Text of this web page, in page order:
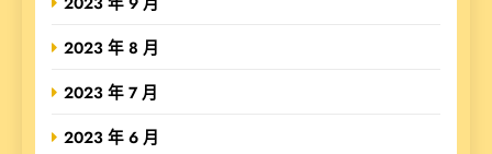
2023 年 8 月
2023 年 7 月
2023 年 6 月